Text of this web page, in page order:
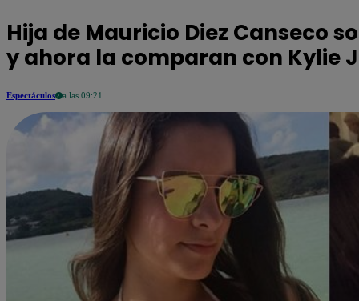
Hija de Mauricio Diez Canseco
y ahora la comparan con Kylie
Espectáculos a las 09:21